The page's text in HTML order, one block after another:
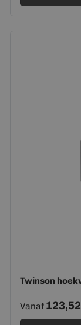
Twinson
Vanaf 123,52